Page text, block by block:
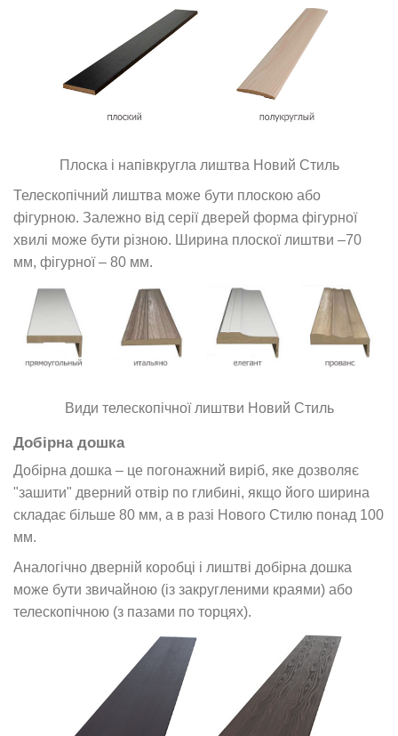
Плоска і напівкругла лиштва Новий Стиль
Телескопічний лиштва може бути плоскою або
фігурною. Залежно від серії дверей форма фігурної
хвилі може бути різною. Ширина плоскої лиштви –70
мм, фігурної – 80 мм.
Види телескопічної лиштви Новий Стиль
Добірна дошка
Добірна дошка – це погонажний виріб, яке дозволяє
"зашити" дверний отвір по глибині, якщо його ширина
складає більше 80 мм, а в разі Нового Стилю понад 100
мм.
Аналогічно дверній коробці і лиштві добірна дошка
може бути звичайною (із закругленими краями) або
телескопічною (з пазами по торцях).